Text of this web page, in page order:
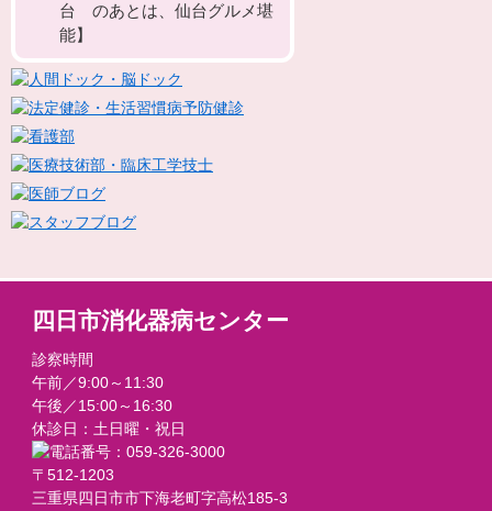
台 のあとは、仙台グルメ堪
能】
四日市消化器病センター
診察時間
午前／9:00～11:30
午後／15:00～16:30
休診日：土日曜・祝日
〒512-1203
三重県四日市市下海老町字高松185-3